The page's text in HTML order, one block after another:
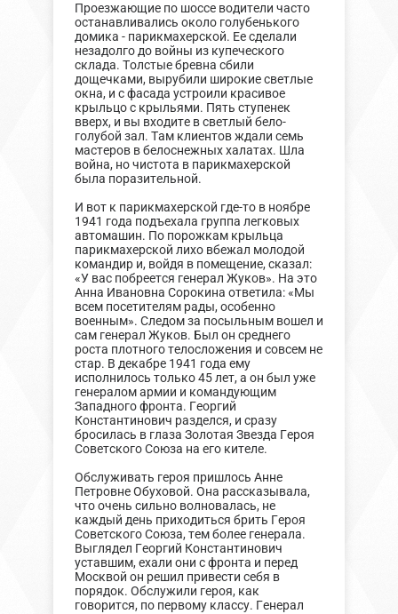
Проезжающие по шоссе водители часто
останавливались около голубенького
домика - парикмахерской. Ее сделали
незадолго до войны из купеческого
склада. Толстые бревна сбили
дощечками, вырубили широкие светлые
окна, и с фасада устроили красивое
крыльцо с крыльями. Пять ступенек
вверх, и вы входите в светлый бело-
голубой зал. Там клиентов ждали семь
мастеров в белоснежных халатах. Шла
война, но чистота в парикмахерской
была поразительной.
И вот к парикмахерской где-то в ноябре
1941 года подъехала группа легковых
автомашин. По порожкам крыльца
парикмахерской лихо вбежал молодой
командир и, войдя в помещение, сказал:
«У вас побреется генерал Жуков». На это
Анна Ивановна Сорокина ответила: «Мы
всем посетителям рады, особенно
военным». Следом за посыльным вошел и
сам генерал Жуков. Был он среднего
роста плотного телосложения и совсем не
стар. В декабре 1941 года ему
исполнилось только 45 лет, а он был уже
генералом армии и командующим
Западного фронта. Георгий
Константинович разделся, и сразу
бросилась в глаза Золотая Звезда Героя
Советского Союза на его кителе.
Обслуживать героя пришлось Анне
Петровне Обуховой. Она рассказывала,
что очень сильно волновалась, не
каждый день приходиться брить Героя
Советского Союза, тем более генерала.
Выглядел Георгий Константинович
уставшим, ехали они с фронта и перед
Москвой он решил привести себя в
порядок. Обслужили героя, как
говорится, по первому классу. Генерал